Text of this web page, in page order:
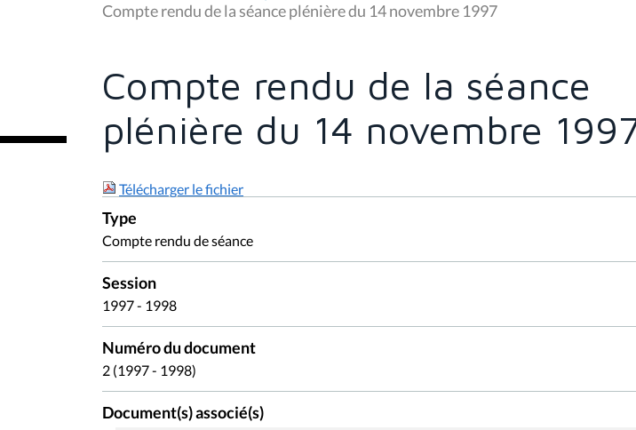
u
s
i
:
Compte rendu de la séance plénière du 14 novembre 1997
Compte rendu de la séance
plénière du 14 novembre
Télécharger le fichier
Type
Compte rendu de séance
Session
1997 - 1998
Numéro du document
2 (1997 - 1998)
Document(s) associé(s)